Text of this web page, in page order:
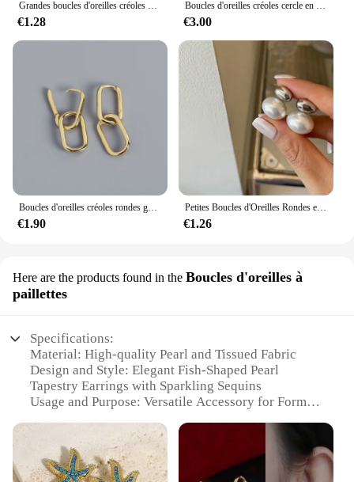
Grandes boucles d'oreilles créoles épaisses pour femmes et filles, gouttes extra larges, légères, hypoallergéniques, plaquées or
€1.28
Boucles d'oreilles créoles cercle en cristal pour femme, argent regardé 925, haute qualité, mode, cadeau de fête de mariage, rue, bijoux polyvalents
€3.00
Boucles d'oreilles créoles rondes géométriques pour femmes, boucles d'oreilles pendantes rétro, conception à double boucle, bijoux punk hip hop pour filles, document en or, mode
€1.90
Petites Boucles d'Oreilles Rondes en Acier Inoxydable Plaqué Or et Platine, Bijoux de Lieu 216.239., 03
€1.26
Here are the products found in the Boucles d'oreilles à
paillettes
Specifications:
Material: High-quality Pearl and Tissued Fabric
Design and Style: Elegant Fish-Shaped Pearl
Tapestry Earrings with Sparkling Sequins
Usage and Purpose: Versatile Accessory for Formal
Shape and Size: Fish-Shaped with a Delicate Pearl
Embellishment
Performance and Property: Lightweight and